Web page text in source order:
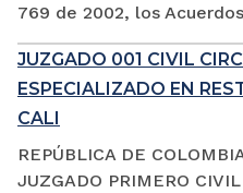
769 de 2002, los
JUZGADO 001 CIVIL
ESPECIALIZADO EN
CALI
REPÚBLICA DE
JUZGADO PRIMERO